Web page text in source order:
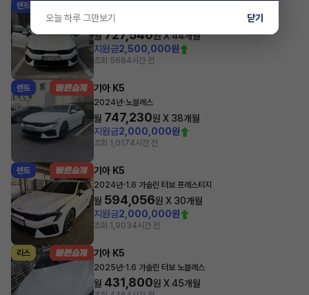
렌트
2025년
월727,540원 X44개월
지원금2,500,000원
조회 5684시간 전
렌트 기아 K5
2024년·노블레스
월 747,230원 X 38개월
지원금2,000,000원
조회 1,0174시간 전
렌트 기아 K5
2024년·1.6 가솔린 터보 프레스티지
월 594,056원 X 30개월
지원금2,000,000원
조회 1,9034시간 전
리스 기아 K5
2025년·1.6 가솔린 터보 노블레스
월 431,800원 X45개월
오늘 하루 그만보기 닫기